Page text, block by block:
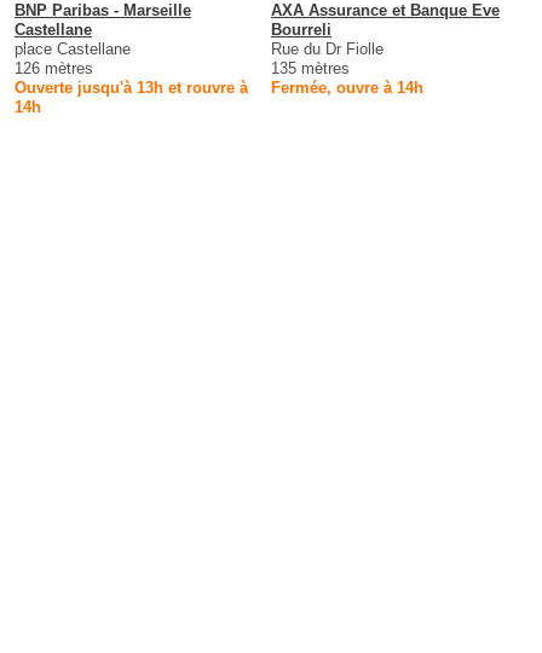
BNP Paribas - Marseille
Castellane
place Castellane
126 mètres
Ouverte jusqu'à 13h et rouvre à
14h
AXA Assurance et Banque Eve
Bourreli
Rue du Dr Fiolle
135 mètres
Fermée, ouvre à 14h